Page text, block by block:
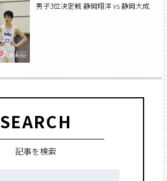
男子3位決定戦 静岡翔洋 vs 静岡大成
SEARCH
記事を検索